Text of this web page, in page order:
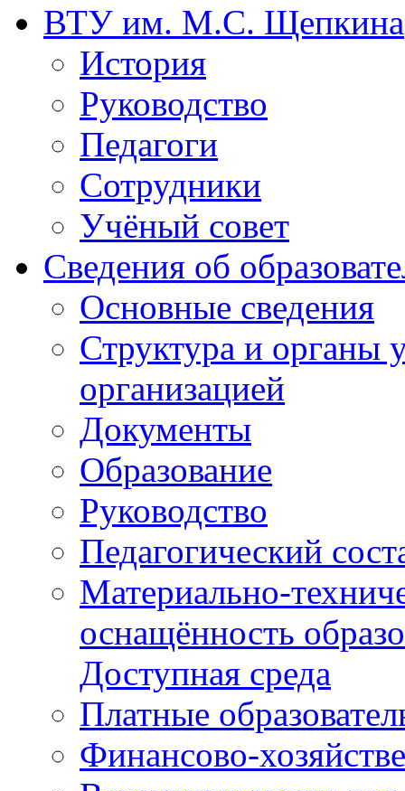
ВТУ им. М.С. Щепкина
История
Руководство
Педагоги
Сотрудники
Учёный совет
Сведения об
Основные сведения
Структура и органы
организацией
Документы
Образование
Руководство
Педагогический
Материально-
оснащённость
Доступная среда
Платные
Финансово-